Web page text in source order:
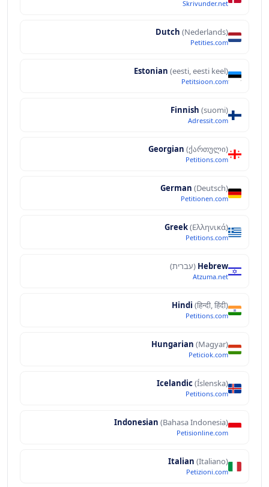
Skrivunder.net
Dutch (Nederlands)
Petities.com
Estonian (eesti, eesti keel)
Petitsioon.com
Finnish (suomi)
Adressit.com
Georgian (ქართული)
Petitions.com
German (Deutsch)
Petitionen.com
Greek(Ελληνικά)
Petitions.com
Hebrew (עברית)
Atzuma.net
Hindi (हिन्दी, हिंदी)
Petitions.com
Hungarian (Magyar)
Peticiok.com
Icelandic(Íslenska)
Petitions.com
Indonesian (Bahasa Indonesia)
Petisionline.com
Italian (Italiano)
Petizioni.com